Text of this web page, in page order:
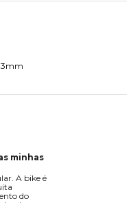
3mm
minhas
A bike é
do